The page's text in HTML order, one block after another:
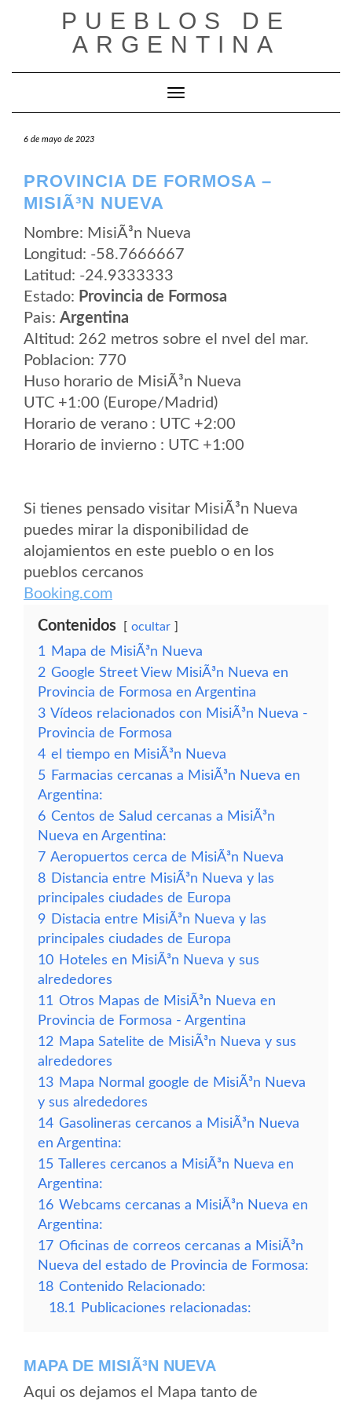
PUEBLOS DE
ARGENTINA
Cambiar modo de navegación
6 de mayo de 2023
PROVINCIA DE FORMOSA –
MISIÃ³N NUEVA
Nombre: MisiÃ³n Nueva
Longitud: -58.7666667
Latitud: -24.9333333
Estado: Provincia de Formosa
Pais: Argentina
Altitud: 262 metros sobre el nvel del mar.
Poblacion: 770
Huso horario de MisiÃ³n Nueva
UTC +1:00 (Europe/Madrid)
Horario de verano : UTC +2:00
Horario de invierno : UTC +1:00
Si tienes pensado visitar MisiÃ³n Nueva
puedes mirar la disponibilidad de
alojamientos en este pueblo o en los
pueblos cercanos
Booking.com
Contenidos ocultar
1
Mapa de MisiÃ³n Nueva
2 Google Street View MisiÃ³n Nueva en
Provincia de Formosa en Argentina
3 Vídeos relacionados con MisiÃ³n Nueva -
Provincia de Formosa
4 el tiempo en MisiÃ³n Nueva
5 Farmacias cercanas a MisiÃ³n Nueva en
Argentina:
6 Centos de Salud cercanas a MisiÃ³n
Nueva en Argentina:
7 Aeropuertos cerca de MisiÃ³n Nueva
8 Distancia entre MisiÃ³n Nueva y las
principales ciudades de Europa
9 Distacia entre MisiÃ³n Nueva y las
principales ciudades de Europa
10 Hoteles en MisiÃ³n Nueva y sus
alrededores
11 Otros Mapas de MisiÃ³n Nueva en
Provincia de Formosa - Argentina
12 Mapa Satelite de MisiÃ³n Nueva y sus
alrededores
13 Mapa Normal google de MisiÃ³n Nueva
y sus alrededores
14 Gasolineras cercanos a MisiÃ³n Nueva
en Argentina:
15 Talleres cercanos a MisiÃ³n Nueva en
Argentina:
16 Webcams cercanas a MisiÃ³n Nueva en
Argentina:
17 Oficinas de correos cercanas a MisiÃ³n
Nueva del estado de Provincia de Formosa:
18 Contenido Relacionado:
18.1
Publicaciones relacionadas:
MAPA DE MISIÃ³N NUEVA
Aqui os dejamos el Mapa tanto de